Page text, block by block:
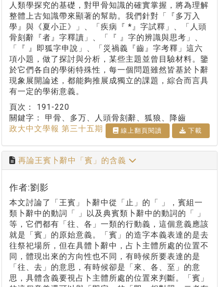
人類學探究的基礎，對甲骨知識的確實掌握，將為理解
整體上古知識帶來顯著的幫助。我們針對「『多万入
學』與《夏小正》」、「疾病『 *』字試釋」、「人頭
骨刻辭『者』字釋讀」、「『 』字的辨識與思考」、
「『 』即狐字申說」、「災禍義『齒』字考釋」這六
項小題，做了探討與分析，某些主題並曾目驗材料。鑒
於它們各自的學術特殊性，每一個問題雖然皆基於卜辭
現象展開論述，都能夠推展成獨立的課題，綜合而言具
有一定的學術意義。
頁次： 191-220
關鍵字： 甲骨、多万、人頭骨刻辭、狐狼、降齒
政大中文學報 第三十五期
線上翻⾴閱讀 下載
再論王賓卜辭中「賓」的含義
作者:劉影
本文討論了「王賓」卜辭中從「止」的「 」，賓組一
類卜辭中的動詞「 」以及典賓類卜辭中的動詞的「 」
等，它們都有「往、各」一類的行動義，這個意義應該
就是「賓」的原始意義。「賓」的造字本義表達的是去
往祭祀場所，但在具體卜辭中，占卜主體所處的位置不
同，體現出來的方向性也不同，有時候所要表達的是
「往、去」的意思，有時候卻是「來、各、至」的意
思，具體含義要視占卜主體所處的位置來判斷。「賓」